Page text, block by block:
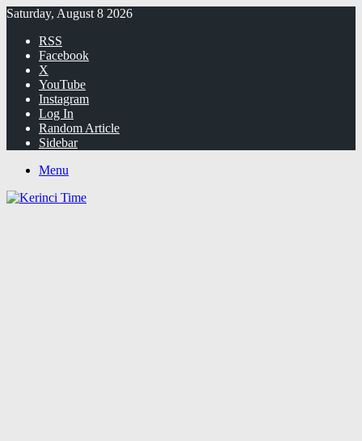
Saturday, August 8 2026
RSS
Facebook
X
YouTube
Instagram
Log In
Random Article
Sidebar
Menu